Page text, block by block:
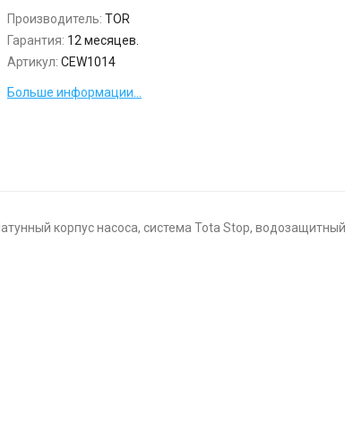
Производитель: TOR
Гарантия: 12 месяцев.
Артикул: CEW1014
Больше информации...
корпус насоса, система Tota Stop,